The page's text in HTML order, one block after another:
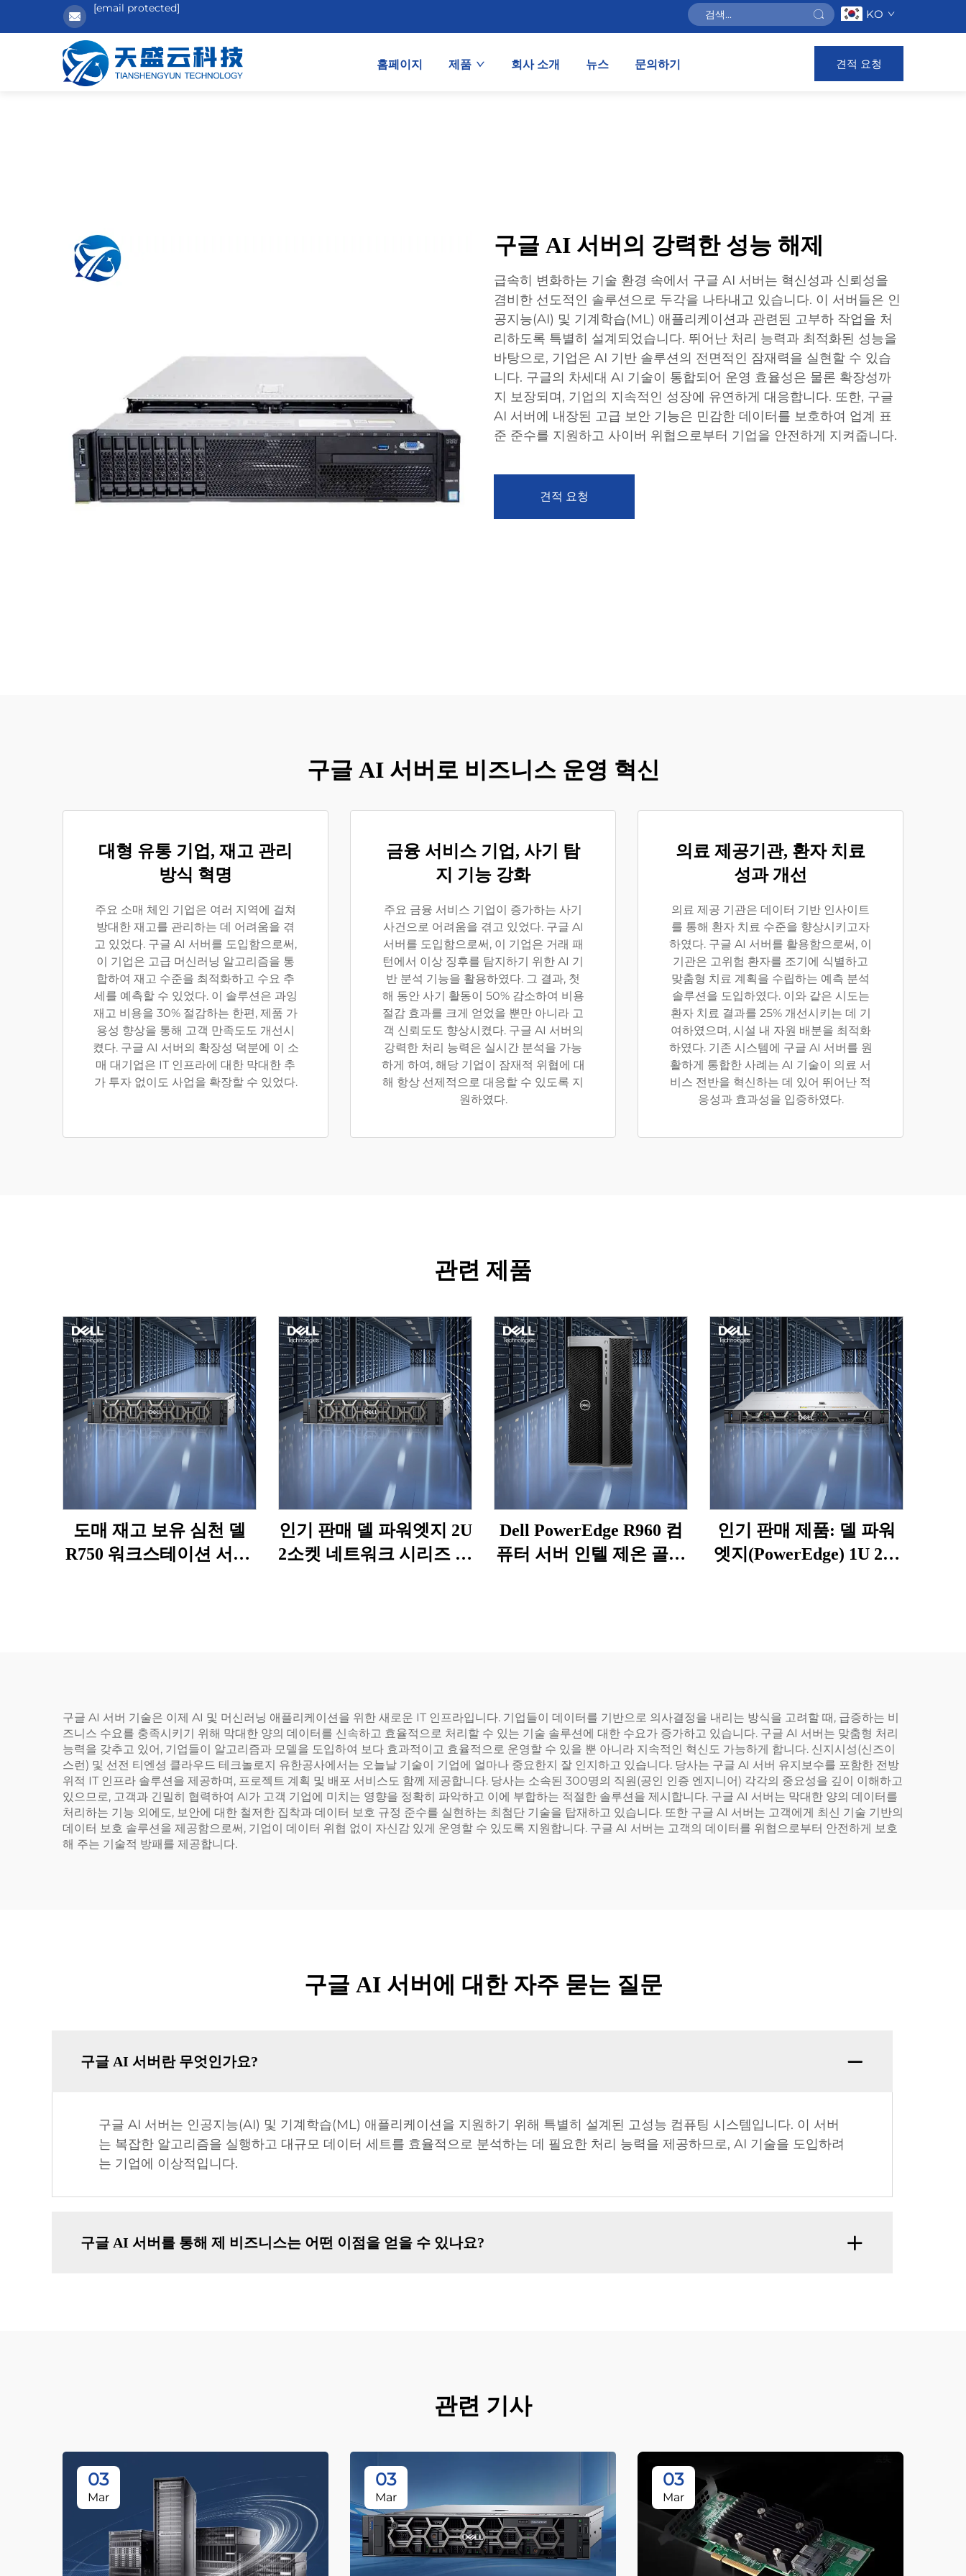
[email protected] KO
홈페이지 제품 회사 소개 뉴스 문의하기 견적 요청
구글 AI 서버의 강력한 성능 해제
급속히 변화하는 기술 환경 속에서 구글 AI 서버는 혁신성과 신뢰성을
겸비한 선도적인 솔루션으로 두각을 나타내고 있습니다. 이 서버들은 인
공지능(AI) 및 기계학습(ML) 애플리케이션과 관련된 고부하 작업을 처
리하도록 특별히 설계되었습니다. 뛰어난 처리 능력과 최적화된 성능을
바탕으로, 기업은 AI 기반 솔루션의 전면적인 잠재력을 실현할 수 있습
니다. 구글의 차세대 AI 기술이 통합되어 운영 효율성은 물론 확장성까
지 보장되며, 기업의 지속적인 성장에 유연하게 대응합니다. 또한, 구글
AI 서버에 내장된 고급 보안 기능은 민감한 데이터를 보호하여 업계 표
준 준수를 지원하고 사이버 위협으로부터 기업을 안전하게 지켜줍니다.
견적 요청
구글 AI 서버로 비즈니스 운영 혁신
대형 유통 기업, 재고 관리
방식 혁명
주요 소매 체인 기업은 여러 지역에 걸쳐
방대한 재고를 관리하는 데 어려움을 겪
고 있었다. 구글 AI 서버를 도입함으로써,
이 기업은 고급 머신러닝 알고리즘을 통
합하여 재고 수준을 최적화하고 수요 추
세를 예측할 수 있었다. 이 솔루션은 과잉
재고 비용을 30% 절감하는 한편, 제품 가
용성 향상을 통해 고객 만족도도 개선시
켰다. 구글 AI 서버의 확장성 덕분에 이 소
매 대기업은 IT 인프라에 대한 막대한 추
가 투자 없이도 사업을 확장할 수 있었다.
금융 서비스 기업, 사기 탐
지 기능 강화
주요 금융 서비스 기업이 증가하는 사기
사건으로 어려움을 겪고 있었다. 구글 AI
서버를 도입함으로써, 이 기업은 거래 패
턴에서 이상 징후를 탐지하기 위한 AI 기
반 분석 기능을 활용하였다. 그 결과, 첫
해 동안 사기 활동이 50% 감소하여 비용
절감 효과를 크게 얻었을 뿐만 아니라 고
객 신뢰도도 향상시켰다. 구글 AI 서버의
강력한 처리 능력은 실시간 분석을 가능
하게 하여, 해당 기업이 잠재적 위협에 대
해 항상 선제적으로 대응할 수 있도록 지
원하였다.
의료 제공기관, 환자 치료
성과 개선
의료 제공 기관은 데이터 기반 인사이트
를 통해 환자 치료 수준을 향상시키고자
하였다. 구글 AI 서버를 활용함으로써, 이
기관은 고위험 환자를 조기에 식별하고
맞춤형 치료 계획을 수립하는 예측 분석
솔루션을 도입하였다. 이와 같은 시도는
환자 치료 결과를 25% 개선시키는 데 기
여하였으며, 시설 내 자원 배분을 최적화
하였다. 기존 시스템에 구글 AI 서버를 원
활하게 통합한 사례는 AI 기술이 의료 서
비스 전반을 혁신하는 데 있어 뛰어난 적
응성과 효과성을 입증하였다.
관련 제품
도매 재고 보유 심천 델
R750 워크스테이션 서버,
인기 판매 델 파워엣지 2U
2소켓 네트워크 시리즈 서
Dell PowerEdge R960 컴
퓨터 서버 인텔 제온 골드
인기 판매 제품: 델 파워
엣지(PowerEdge) 1U 2소
구글 AI 서버 기술은 이제 AI 및 머신러닝 애플리케이션을 위한 새로운 IT 인프라입니다. 기업들이 데이터를 기반으로 의사결정을 내리는 방식을 고려할 때, 급증하는 비
즈니스 수요를 충족시키기 위해 막대한 양의 데이터를 신속하고 효율적으로 처리할 수 있는 기술 솔루션에 대한 수요가 증가하고 있습니다. 구글 AI 서버는 맞춤형 처리
능력을 갖추고 있어, 기업들이 알고리즘과 모델을 도입하여 보다 효과적이고 효율적으로 운영할 수 있을 뿐 아니라 지속적인 혁신도 가능하게 합니다. 신지시성(신즈이
스런) 및 선전 티엔셩 클라우드 테크놀로지 유한공사에서는 오늘날 기술이 기업에 얼마나 중요한지 잘 인지하고 있습니다. 당사는 구글 AI 서버 유지보수를 포함한 전방
위적 IT 인프라 솔루션을 제공하며, 프로젝트 계획 및 배포 서비스도 함께 제공합니다. 당사는 소속된 300명의 직원(공인 인증 엔지니어) 각각의 중요성을 깊이 이해하고
있으므로, 고객과 긴밀히 협력하여 AI가 고객 기업에 미치는 영향을 정확히 파악하고 이에 부합하는 적절한 솔루션을 제시합니다. 구글 AI 서버는 막대한 양의 데이터를
처리하는 기능 외에도, 보안에 대한 철저한 집착과 데이터 보호 규정 준수를 실현하는 최첨단 기술을 탑재하고 있습니다. 또한 구글 AI 서버는 고객에게 최신 기술 기반의
데이터 보호 솔루션을 제공함으로써, 기업이 데이터 위협 없이 자신감 있게 운영할 수 있도록 지원합니다. 구글 AI 서버는 고객의 데이터를 위협으로부터 안전하게 보호
해 주는 기술적 방패를 제공합니다.
구글 AI 서버에 대한 자주 묻는 질문
구글 AI 서버란 무엇인가요?
구글 AI 서버는 인공지능(AI) 및 기계학습(ML) 애플리케이션을 지원하기 위해 특별히 설계된 고성능 컴퓨팅 시스템입니다. 이 서버
는 복잡한 알고리즘을 실행하고 대규모 데이터 세트를 효율적으로 분석하는 데 필요한 처리 능력을 제공하므로, AI 기술을 도입하려
는 기업에 이상적입니다.
구글 AI 서버를 통해 제 비즈니스는 어떤 이점을 얻을 수 있나요?
관련 기사
03
Mar
03
Mar
03
Mar